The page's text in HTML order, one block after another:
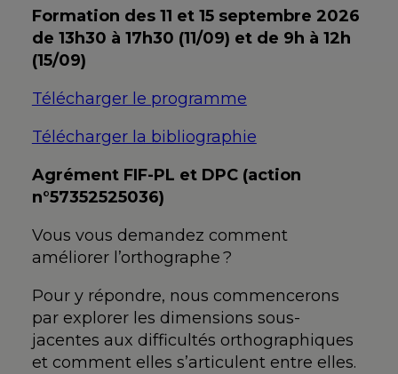
Formation des 11 et 15 septembre 2026
de 13h30 à 17h30 (11/09) et de 9h à 12h
(15/09)
Télécharger le programme
Télécharger la bibliographie
Agrément FIF-PL et DPC (action
n°57352525036)
Vous vous demandez comment
améliorer l’orthographe ?
Pour y répondre, nous commencerons
par explorer les dimensions sous-
jacentes aux difficultés orthographiques
et comment elles s’articulent entre elles.